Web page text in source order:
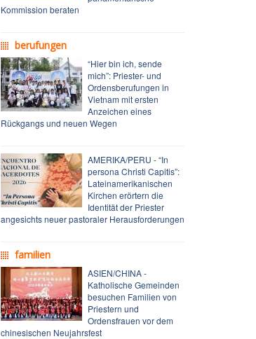
Kommission beraten
berufungen
“Hier bin ich, sende
mich”: Priester- und
Ordensberufungen in
Vietnam mit ersten
Anzeichen eines
Rückgangs und neuen Wegen
AMERIKA/PERU - “In
persona Christi Capitis”:
Lateinamerikanischen
Kirchen erörtern die
Identität der Priester
angesichts neuer pastoraler Herausforderungen
familien
ASIEN/CHINA -
Katholische Gemeinden
besuchen Familien von
Priestern und
Ordensfrauen vor dem
chinesischen Neujahrsfest